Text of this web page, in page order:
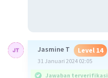
Jasmine T Level 14
31 Januari 2024 02:05
Jawaban terverifikasi